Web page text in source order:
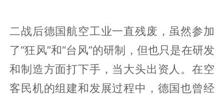
二战后德国航空工业一直残废，虽然参加
了“狂风”和“台风”的研制，但也只是在研发
和制造方面打下手，当大头出资人。在空
客民机的组建和发展过程中，德国也曾经